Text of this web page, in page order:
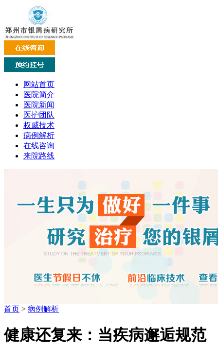
网站首页
医院简介
医院新闻
医护团队
权威技术
病例解析
在线咨询
来院路线
首页 > 病例解析
健康还复来：当疾病邂逅规范